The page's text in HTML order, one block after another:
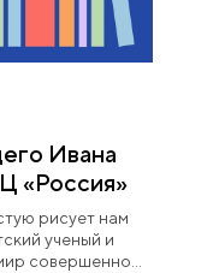
Ивана
«Россия»
рисует нам
ученый и
совершенно